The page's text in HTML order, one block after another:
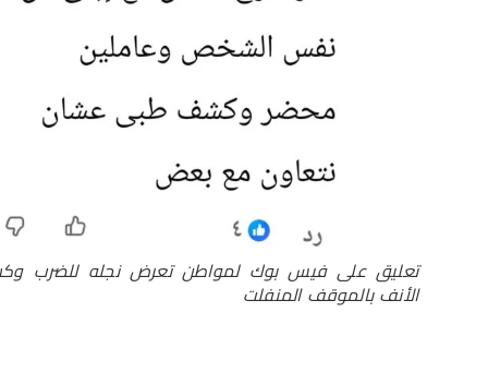
تعليق على فيس بوك لمواطن تعرض نجله للضرب
الأنف بالموقف المنفلت